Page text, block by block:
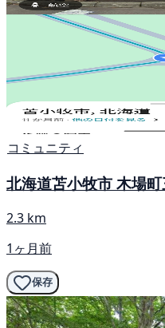
コミュニティ
北海道苫小牧市 木場町
2.3 km
1ヶ月前
保存